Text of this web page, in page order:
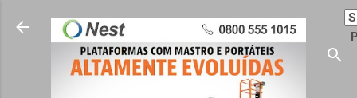
Pular para o conteúdo principal